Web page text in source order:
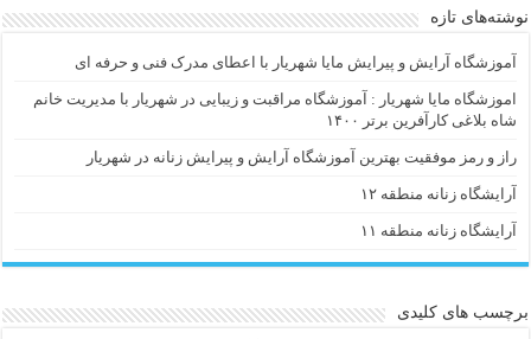
نوشته‌های تازه
آموزشگاه آرایش و پیرایش مایا شهریار با اعطای مدرک فنی و حرفه ای
اموزشگاه مایا شهریار : آموزشگاه مراقبت و زیبایی در شهریار با مدیریت خانم
شاه بلاغی کارآفرین برتر ۱۴۰۰
راز و رمز موفقیت بهترین آموزشگاه آرایش و پیرایش زنانه در شهریار
آرایشگاه زنانه منطقه ۱۲
آرایشگاه زنانه منطقه ۱۱
برچسب های کلیدی